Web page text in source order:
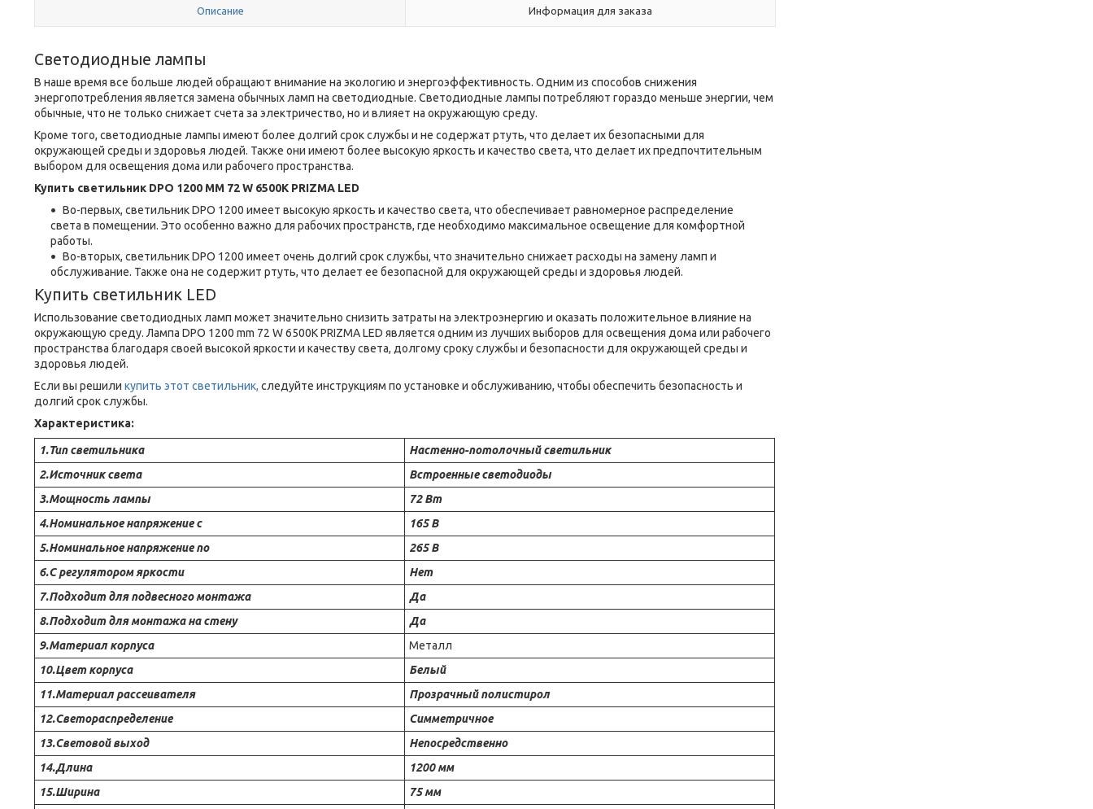
Описание Информация для заказа
Светодиодные лампы
В наше время все больше людей обращают внимание на экологию и энергоэффективность. Одним из способов снижения
энергопотребления является замена обычных ламп на светодиодные. Светодиодные лампы потребляют гораздо меньше энергии, чем
обычные, что не только снижает счета за электричество, но и влияет на окружающую среду.
Кроме того, светодиодные лампы имеют более долгий срок службы и не содержат ртуть, что делает их безопасными для
окружающей среды и здоровья людей. Также они имеют более высокую яркость и качество света, что делает их предпочтительным
выбором для освещения дома или рабочего пространства.
Купить светильник DPO 1200 MM 72 W 6500K PRIZMA LED
Во-первых, светильник DPO 1200 имеет высокую яркость и качество света, что обеспечивает равномерное распределение
света в помещении. Это особенно важно для рабочих пространств, где необходимо максимальное освещение для комфортной
работы.
Во-вторых, светильник DPO 1200 имеет очень долгий срок службы, что значительно снижает расходы на замену ламп и
обслуживание. Также она не содержит ртуть, что делает ее безопасной для окружающей среды и здоровья людей.
Купить светильник LED
Использование светодиодных ламп может значительно снизить затраты на электроэнергию и оказать положительное влияние на
окружающую среду. Лампа DPO 1200 mm 72 W 6500K PRIZMA LED является одним из лучших выборов для освещения дома или рабочего
пространства благодаря своей высокой яркости и качеству света, долгому сроку службы и безопасности для окружающей среды и
здоровья людей.
Если вы решили купить этот светильник, следуйте инструкциям по установке и обслуживанию, чтобы обеспечить безопасность и
долгий срок службы.
Характеристика:
1.Тип светильника
Настенно-потолочный светильник
2.Источник света
Встроенные светодиоды
3.Мощность лампы
72 Вт
4.Номинальное напряжение с
165 В
5.Номинальное напряжение по
265 В
6.С регулятором яркости
Нет
7.Подходит для подвесного монтажа
Да
8.Подходит для монтажа на стену
Да
9.Материал корпуса
Металл
10.Цвет корпуса
Белый
11.Материал рассеивателя
Прозрачный полистирол
12.Светораспределение
Симметричное
13.Световой выход
Непосредственно
14.Длина
1200 мм
15.Ширина
75 мм